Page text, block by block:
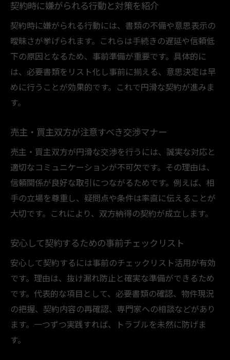
契約時に嫌がられる行動と対策を紹介
契約時に嫌がられる行動には、書類の不備や意思表示の
曖昧さが挙げられます。これらは手続きの遅延や信頼低
下の原因となるため、事前準備が重要です。具体的に
は、必要書類をリスト化し事前に揃える、意思決定は早
めに行うことが効果的です。これで円滑な契約が進みま
す。
売主・買主双方が注意すべき交渉マナー
売主・買主双方が円滑な交渉を行うには、誠実な対応と
適切なコミュニケーションが不可欠です。その理由は、
信頼関係が良好な取引につながるためです。例えば、相
手の立場を尊重し、疑問点や条件は率直に伝えることが
大切です。これにより、双方納得の契約が成立します。
安心して契約するための事前チェックリスト
安心して契約するには事前のチェックリスト活用が有効
です。理由は、抜け漏れ防止と確実な準備ができるため
です。代表的な項目として、必要書類の確認、物件現況
の把握、契約内容の再確認、専門家への相談などがあり
ます。一つずつ実践すれば、トラブルを未然に防げま
す。